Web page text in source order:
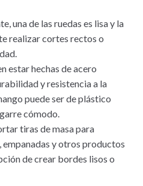
una de las ruedas es lisa y la
realizar cortes rectos o
estar hechas de acero
y resistencia a la
puede ser de plástico
cómodo.
tiras de masa para
empanadas y otros productos
de crear bordes lisos o